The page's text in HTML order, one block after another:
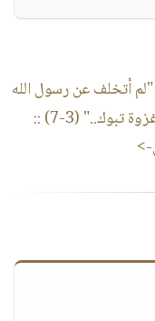
أتخلف عن رسول الله
تبوك.." (3-7)
::
>